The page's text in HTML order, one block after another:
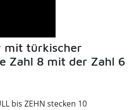
mit türkischer
Zahl 8 mit der Zahl 6
bis ZEHN stecken 10